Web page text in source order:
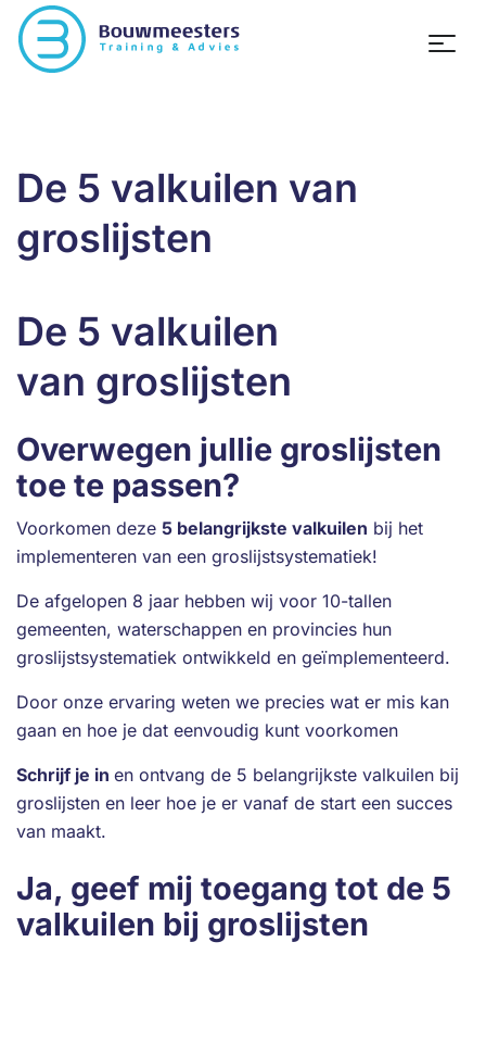
De 5 valkuilen van
groslijsten
De 5 valkuilen
van groslijsten
Overwegen jullie groslijsten
toe te passen?
Voorkomen deze 5 belangrijkste valkuilen bij het
implementeren van een groslijstsystematiek!
De afgelopen 8 jaar hebben wij voor 10-tallen
gemeenten, waterschappen en provincies hun
groslijstsystematiek ontwikkeld en geïmplementeerd.
Door onze ervaring weten we precies wat er mis kan
gaan en hoe je dat eenvoudig kunt voorkomen
Schrijf je in en ontvang de 5 belangrijkste valkuilen bij
groslijsten en leer hoe je er vanaf de start een succes
van maakt.
Ja, geef mij toegang tot de 5
valkuilen bij groslijsten